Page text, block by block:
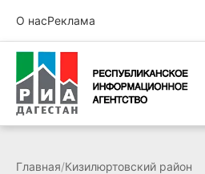
О насРеклама
Главная/Кизилюртовский район